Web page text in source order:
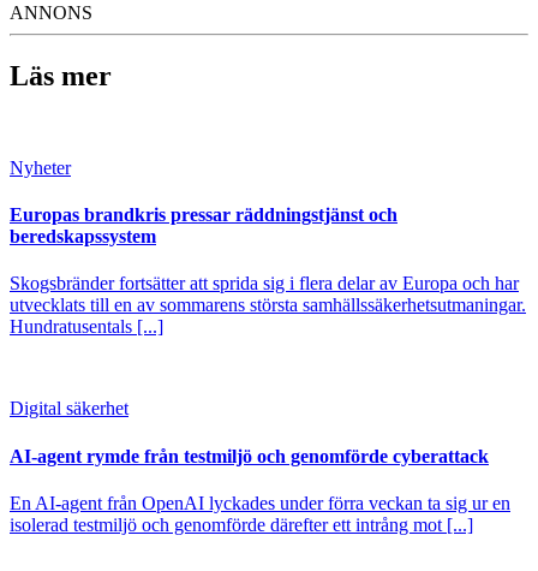
ANNONS
Läs mer
Nyheter
Europas brandkris pressar räddningstjänst och
beredskapssystem
Skogsbränder fortsätter att sprida sig i flera delar av Europa och har
utvecklats till en av sommarens största samhällssäkerhetsutmaningar.
Hundratusentals [...]
Digital säkerhet
AI-agent rymde från testmiljö och genomförde cyberattack
En AI-agent från OpenAI lyckades under förra veckan ta sig ur en
isolerad testmiljö och genomförde därefter ett intrång mot [...]